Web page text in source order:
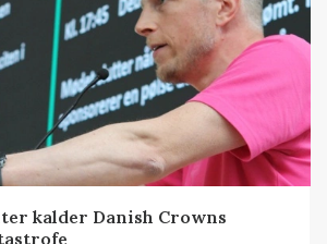
kalder Danish Crowns